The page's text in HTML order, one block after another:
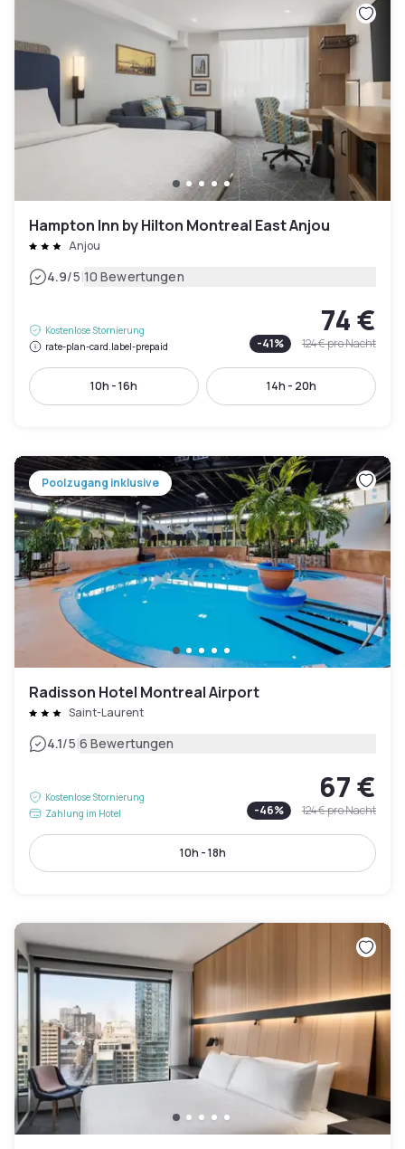
Hampton Inn by Hilton Montreal East Anjou
Anjou
4.9/5|10 Bewertungen
Kostenlose Stornierung
rate-plan-card.label-prepaid
74 €
-41% 124 €pro Nacht
10h - 16h 14h - 20h
Poolzugang inklusive
Radisson Hotel Montreal Airport
Saint-Laurent
4.1/5|6 Bewertungen
Kostenlose Stornierung
Zahlung im Hotel
67 €
-46% 124 €pro Nacht
10h - 18h